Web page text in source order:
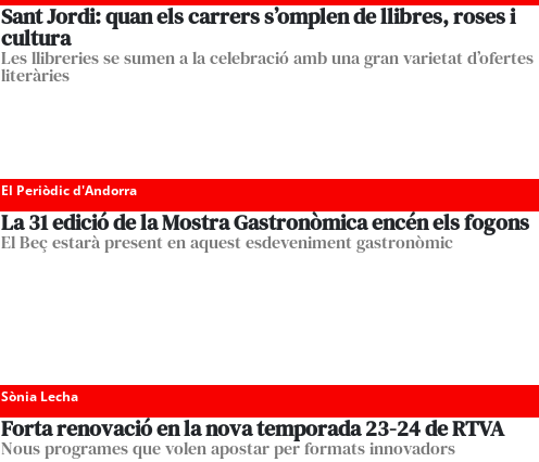
Sant Jordi: quan els carrers s’omplen de llibres, roses i
cultura
Les llibreries se sumen a la celebració amb una gran varietat d’ofertes
literàries
El Periòdic d'Andorra
La 31 edició de la Mostra Gastronòmica encén els fogons
El Beç estarà present en aquest esdeveniment gastronòmic
Sònia Lecha
Forta renovació en la nova temporada 23-24 de RTVA
Nous programes que volen apostar per formats innovadors